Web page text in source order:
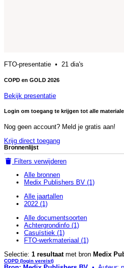
FTO-presentatie • 21 dia's
COPD en GOLD 2026
Bekijk presentatie
Login om toegang te krijgen tot alle
Nog geen account? Meld je gratis aan!
Krijg direct toegang
Bronnenlijst
Filters verwijderen
Alle bronnen
Medix Publishers BV (1)
Alle jaartallen
2022 (1)
Alle documentsoorten
Achtergrondinfo (1)
Casuïstiek (1)
FTO-werkmateriaal (1)
Selectie: 1 resultaatmet bron Medix
COPD (login vereist)